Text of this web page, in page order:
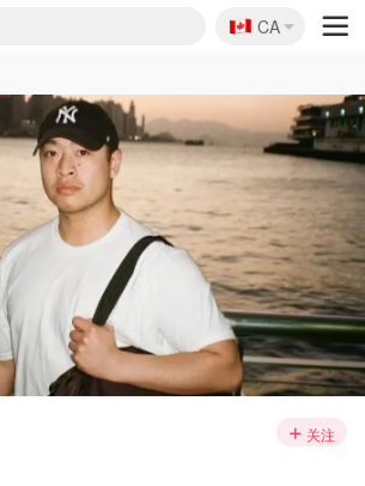
🇨🇦
CA
关注